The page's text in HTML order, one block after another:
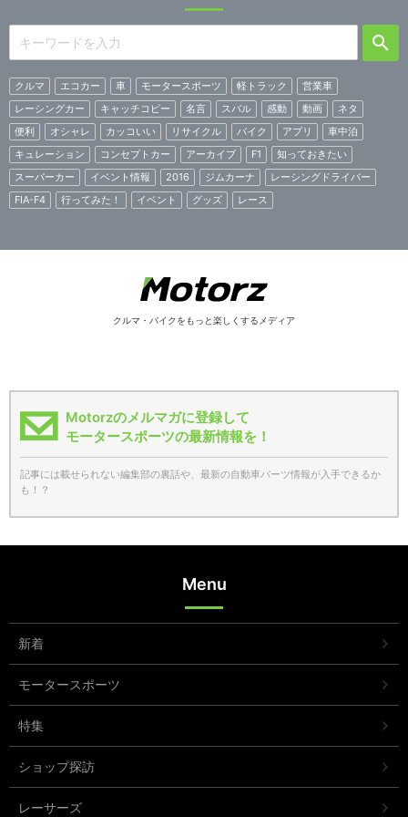
クルマ エコカー 車 モータースポーツ 軽トラック
営業車
レーシングカー
キャッチコピー 名言 スバル 感動 動画
ネタ
便利
オシャレ カッコいい リサイクル バイク アプリ
車中泊
キュレーション
コンセプトカー アーカイブ F1
知っておきたい
スーパーカー
イベント情報 2016 ジムカーナ
レーシングドライバー
FIA-F4
行ってみた！ イベント グッズ レース
クルマ・バイクをもっと楽しくするメディア
Motorzのメルマガに登録して
モータースポーツの最新情報を！
記事には載せられない編集部の裏話や、最新の自動車パーツ情報が入手できるか
も！？
Menu
新着
モータースポーツ
特集
ショップ探訪
レーサーズ